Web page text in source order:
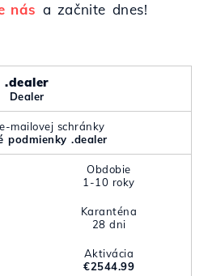
nás a začnite dnes!
.dealer
Dealer
mailovej schránky
podmienky .dealer
Obdobie
1-10 roky
Karanténa
28 dni
Aktivácia
€2544.99